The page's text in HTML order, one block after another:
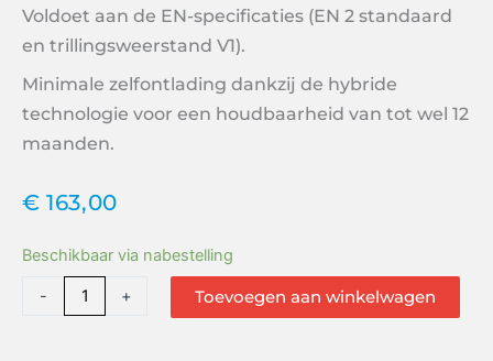
Voldoet aan de EN-specificaties (EN 2 standaard
en trillingsweerstand V1).
Minimale zelfontlading dankzij de hybride
technologie voor een houdbaarheid van tot wel 12
maanden.
€ 163,00
Beschikbaar via nabestelling
-
VMF
105Ah
+ Toevoegen aan winkelwagen